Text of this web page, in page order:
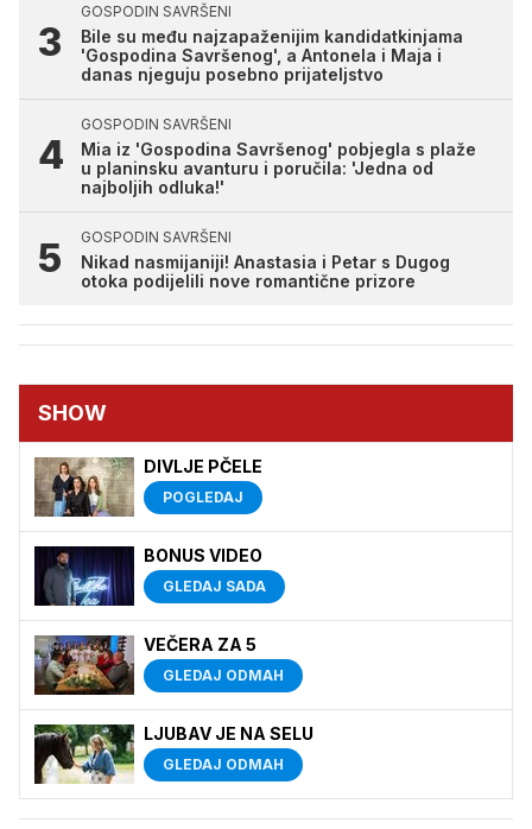
GOSPODIN SAVRŠENI
Bile su među najzapaženijim kandidatkinjama
'Gospodina Savršenog', a Antonela i Maja i
danas njeguju posebno prijateljstvo
GOSPODIN SAVRŠENI
Mia iz 'Gospodina Savršenog' pobjegla s plaže
u planinsku avanturu i poručila: 'Jedna od
najboljih odluka!'
GOSPODIN SAVRŠENI
Nikad nasmijaniji! Anastasia i Petar s Dugog
otoka podijelili nove romantične prizore
SHOW
DIVLJE PČELE
POGLEDAJ
BONUS VIDEO
GLEDAJ SADA
VEČERA ZA 5
GLEDAJ ODMAH
LJUBAV JE NA SELU
GLEDAJ ODMAH